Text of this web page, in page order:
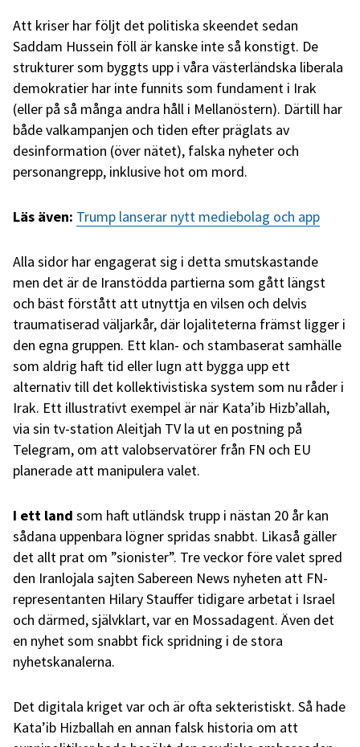
Att kriser har följt det politiska skeendet sedan
Saddam Hussein föll är kanske inte så konstigt. De
strukturer som byggts upp i våra västerländska liberala
demokratier har inte funnits som fundament i Irak
(eller på så många andra håll i Mellanöstern). Därtill har
både valkampanjen och tiden efter präglats av
desinformation (över nätet), falska nyheter och
personangrepp, inklusive hot om mord.
Läs även: Trump lanserar nytt mediebolag och app
Alla sidor har engagerat sig i detta smutskastande
men det är de Iranstödda partierna som gått längst
och bäst förstått att utnyttja en vilsen och delvis
traumatiserad väljarkår, där lojaliteterna främst ligger i
den egna gruppen. Ett klan- och stambaserat samhälle
som aldrig haft tid eller lugn att bygga upp ett
alternativ till det kollektivistiska system som nu råder i
Irak. Ett illustrativt exempel är när Kata’ib Hizb’allah,
via sin tv-station Aleitjah TV la ut en postning på
Telegram, om att valobservatörer från FN och EU
planerade att manipulera valet.
I ett land som haft utländsk trupp i nästan 20 år kan
sådana uppenbara lögner spridas snabbt. Likaså gäller
det allt prat om ”sionister”. Tre veckor före valet spred
den Iranlojala sajten Sabereen News nyheten att FN-
representanten Hilary Stauffer tidigare arbetat i Israel
och därmed, självklart, var en Mossadagent. Även det
en nyhet som snabbt fick spridning i de stora
nyhetskanalerna.
Det digitala kriget var och är ofta sekteristiskt. Så hade
Kata’ib Hizballah en annan falsk historia om att